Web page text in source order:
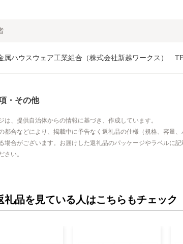
属ハウスウェア工業組合（株式会社新越ワークス）　
・その他
は、提供自治体からの情報に基づき、作成しています。
都合などにより、掲載中に予告なく返礼品の仕様（規格、容量
場合がございます。お届けした返礼品のパッケージやラベルに
さい。
礼品を見ている人はこちらもチェック